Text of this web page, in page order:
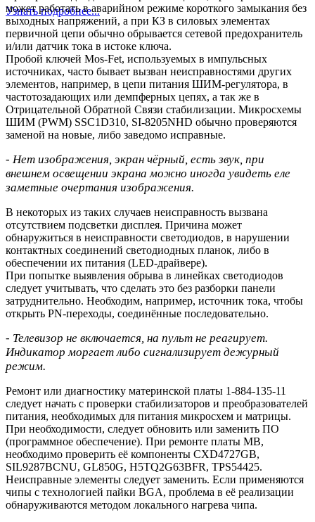
Узнать подробнее...
может работать в аварийном режиме короткого замыкания без
выходных напряжений, а при КЗ в силовых элементах
первичной цепи обычно обрывается сетевой предохранитель
и/или датчик тока в истоке ключа.
Пробой ключей Mos-Fet, используемых в импульсных
источниках, часто бывает вызван неисправностями других
элементов, например, в цепи питания ШИМ-регулятора, в
частотозадающих или демпферных цепях, а так же в
Отрицательной Обратной Связи стабилизации. Микросхемы
ШИМ (PWM) SSC1D310, SI-8205NHD обычно проверяются
заменой на новые, либо заведомо исправные.
- Нет изображения, экран чёрный, есть звук, при
внешнем освещении экрана можно иногда увидеть еле
заметные очертания изображения.
В некоторых из таких случаев неисправность вызвана
отсутствием подсветки дисплея. Причина может
обнаружиться в неисправности светодиодов, в нарушении
контактных соединений светодиодных планок, либо в
обеспечении их питания (LED-драйвере).
При попытке выявления обрыва в линейках светодиодов
следует учитывать, что сделать это без разборки панели
затруднительно. Необходим, например, источник тока, чтобы
открыть PN-переходы, соединённые последовательно.
- Телевизор не включается, на пульт не реагирует.
Индикатор моргает либо сигнализирует дежурный
режим.
Ремонт или диагностику материнской платы 1-884-135-11
следует начать с проверки стабилизаторов и преобразователей
питания, необходимых для питания микросхем и матрицы.
При необходимости, следует обновить или заменить ПО
(программное обеспечение). При ремонте платы MB,
необходимо проверить её компоненты CXD4727GB,
SIL9287BCNU, GL850G, H5TQ2G63BFR, TPS54425.
Неисправные элементы следует заменить. Если применяются
чипы с технологией пайки BGA, проблема в её реализации
обнаруживаются методом локального нагрева чипа.